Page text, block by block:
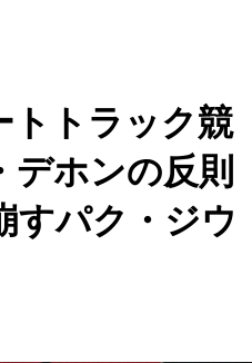
トトラック競
デホンの反則
すパク・ジウ